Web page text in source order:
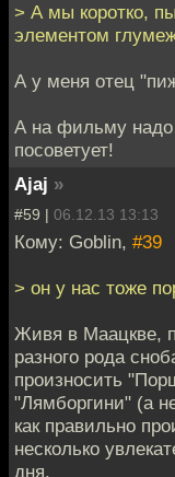
> А мы коротко,
элементом
А у меня отец
А на фильму надо
посоветует!
Ajaj »
#59 | 06.12.13 13:13
Кому: Goblin, #39
> он у нас тоже
Живя в Маацкве,
разного рода
произносить
"Лямборгини" (а
как правильно
несколько
дня.